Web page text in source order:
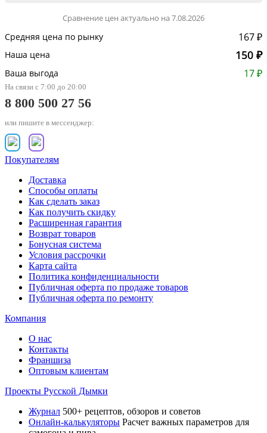
Сравнение цен актуально на 7.08.2026
Средняя цена по рынку 167 ₽
Наша цена 150 ₽
Ваша выгода 17 ₽
На связи с 7:00 до 20:00
8 800 500 27 56
или пишите в мессенджер:
Покупателям
Доставка
Способы оплаты
Как сделать заказ
Как получить скидку
Расширенная гарантия
Возврат товаров
Бонусная система
Условия рассрочки
Карта сайта
Политика конфиденциальности
Публичная оферта по продаже товаров
Публичная оферта по ремонту
Компания
О нас
Контакты
Франшиза
Оптовым клиентам
Проекты Русской Дымки
Журнал 500+ рецептов, обзоров и советов
Онлайн-калькуляторы Расчет важных параметров для